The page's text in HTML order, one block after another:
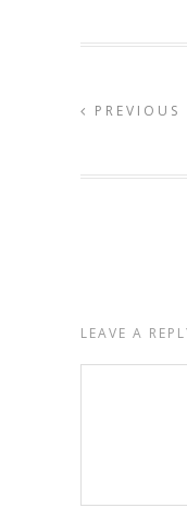
PREVIOUS
LEAVE A